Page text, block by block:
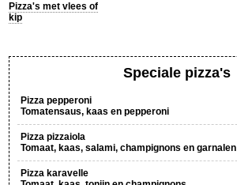
Pizza's met vlees of
kip
Speciale pizza's
Pizza pepperoni
Tomatensaus, kaas en pepperoni
Pizza pizzaiola
Tomaat, kaas, salami, champignons en garnalen
Pizza karavelle